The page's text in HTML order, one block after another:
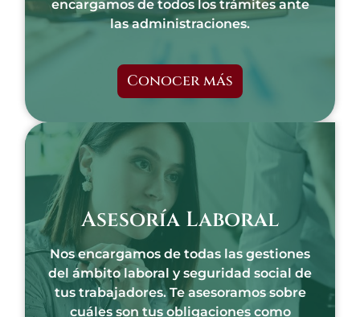
encargamos de todos los trámites ante
las administraciones.
Conocer más
Asesoría Laboral
Nos encargamos de todas las gestiones
del ámbito laboral y seguridad social de
tus trabajadores. Te asesoramos sobre
cuáles son tus obligaciones como